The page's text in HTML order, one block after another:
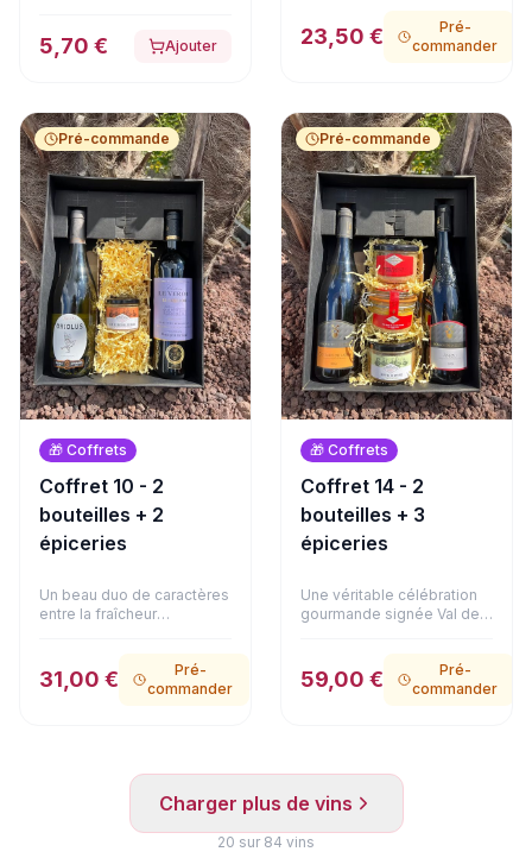
5,70 € Ajouter
une terrine de faisan aux
girolles (180g). Une alliance
23,50 €
Pré-
commander
Pré-commande
🎁 Coffrets
Coffret 10 - 2
bouteilles + 2
épiceries
Un beau duo de caractères
entre la fraîcheur
coffret réunit la vivacité
d'un Oriolus Blanc (IGP
accompagné d'un
délicieux bloc de foie gras
de canard au Coteaux du
31,00 €
Pré-
commander
Pré-commande
🎁 Coffrets
Coffret 14 - 2
bouteilles + 3
épiceries
Une véritable célébration
gourmande signée Val de
de La Bougrie associe le
fruité de son Anjou Rouge
prestige : un authentique
foie gras de canard entier à
la fleur de sel (125g), de
délicats émiettés de
59,00 €
Pré-
commander
Charger plus de vins
20 sur 84 vins